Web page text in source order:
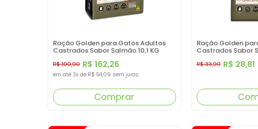
Ração Golden para Gatos Adultos
Castrados Sabor Salmão 10,1 KG
R$ 162,26
R$ 190,90
em até 3x de R$ 54,09 sem juros
Comprar
Ração Golden
Castrados Sabor
R$ 28,81
R$ 33,90